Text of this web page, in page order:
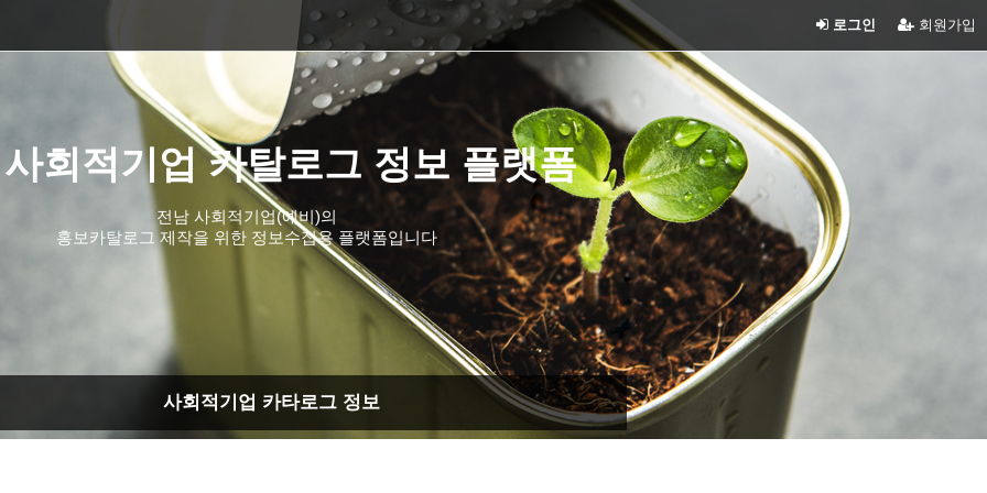
회원가입
로그인
회적기업 카탈로그 정보 플랫폼
전남 사회적기업(예비)의
홍보카탈로그 제작을 위한 정보수집용 플랫폼입니다
사회적기업 카타로그 정보